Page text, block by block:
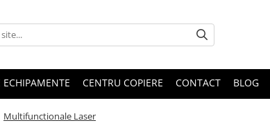
ECHIPAMENTE CENTRU COPIERE CONTACT BLOG
Multifunctionale Laser